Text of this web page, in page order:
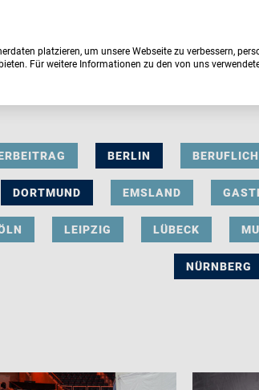
BERLIN
DORTMUND EMSLAND
LEIPZIG LÜBECK
NÜRNBERG
platzieren, um unsere Webseite zu verbessern,
Für weitere Informationen zu den von uns